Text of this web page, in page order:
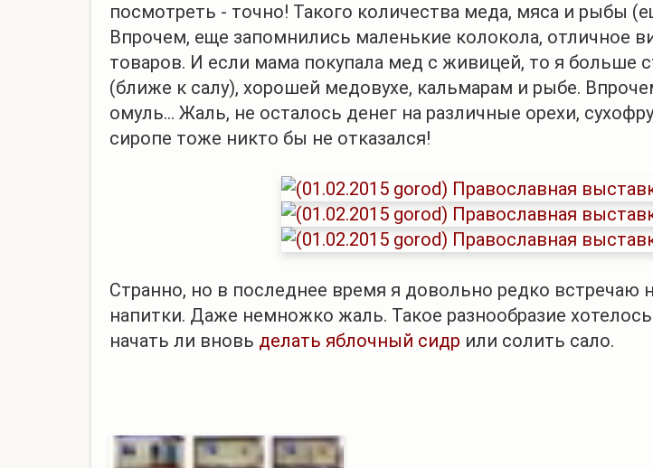
посмотреть - точно! Такого количества меда, мяса и рыбы
Впрочем, еще запомнились маленькие колокола, отличное
товаров. И если мама покупала мед с живицей, то я больше
(ближе к салу), хорошей медовухе, кальмарам и рыбе.
омуль... Жаль, не осталось денег на различные орехи,
сиропе тоже никто бы не отказался!
Странно, но в последнее время я довольно редко
напитки. Даже немножко жаль. Такое разнообразие
начать ли вновь делать яблочный сидр или солить сало.